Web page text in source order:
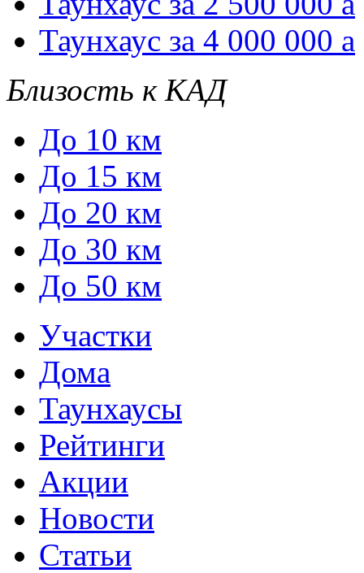
Таунхаус за 4 000 000 a
Близость к КАД
До 10 км
До 15 км
До 20 км
До 30 км
До 50 км
Участки
Дома
Таунхаусы
Рейтинги
Акции
Новости
Статьи